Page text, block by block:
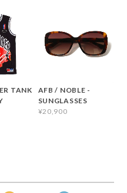
TANK
AFB / NOBLE -
SUNGLASSES
¥20,900